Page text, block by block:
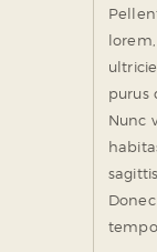
purus
Nunc